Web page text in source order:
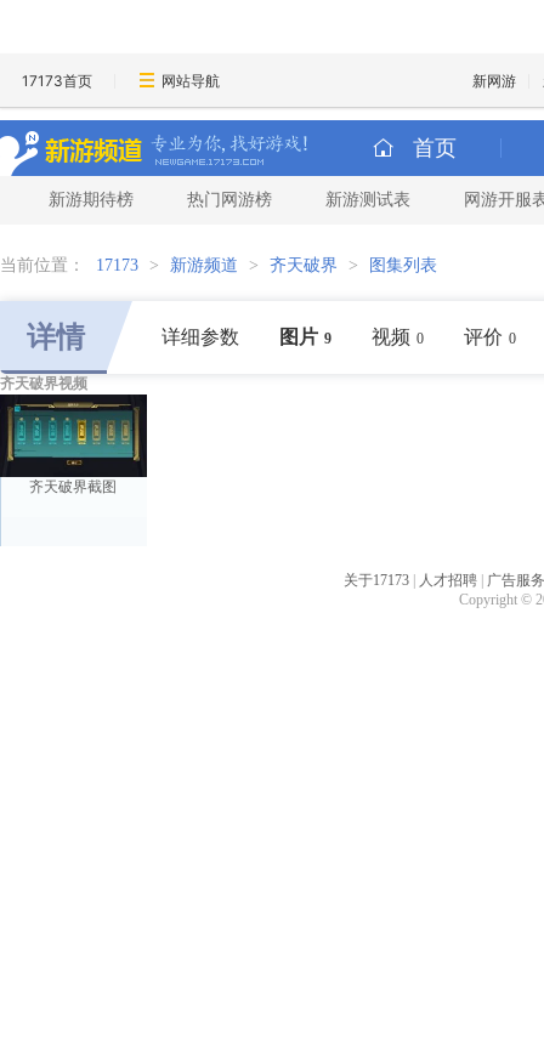
17173首页 网站导航 新网游
首页
新游期待榜 热门网游榜 新游测试表 网游开服
当前位置： 17173 > 新游频道 > 齐天破界 > 图集列表
详情 详细参数 图片 9 视频 0 评价 0
齐天破界视频
齐天破界截图
关于17173 人才招聘
广告服务
Copyright ©